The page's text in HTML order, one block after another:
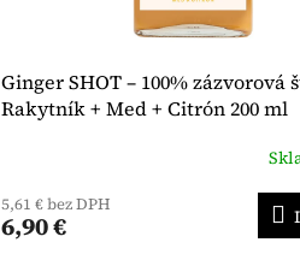
Ginger SHOT – 100% zázvorová
Rakytník + Med + Citrón 200 ml
5,61 € bez DPH
6,90 €